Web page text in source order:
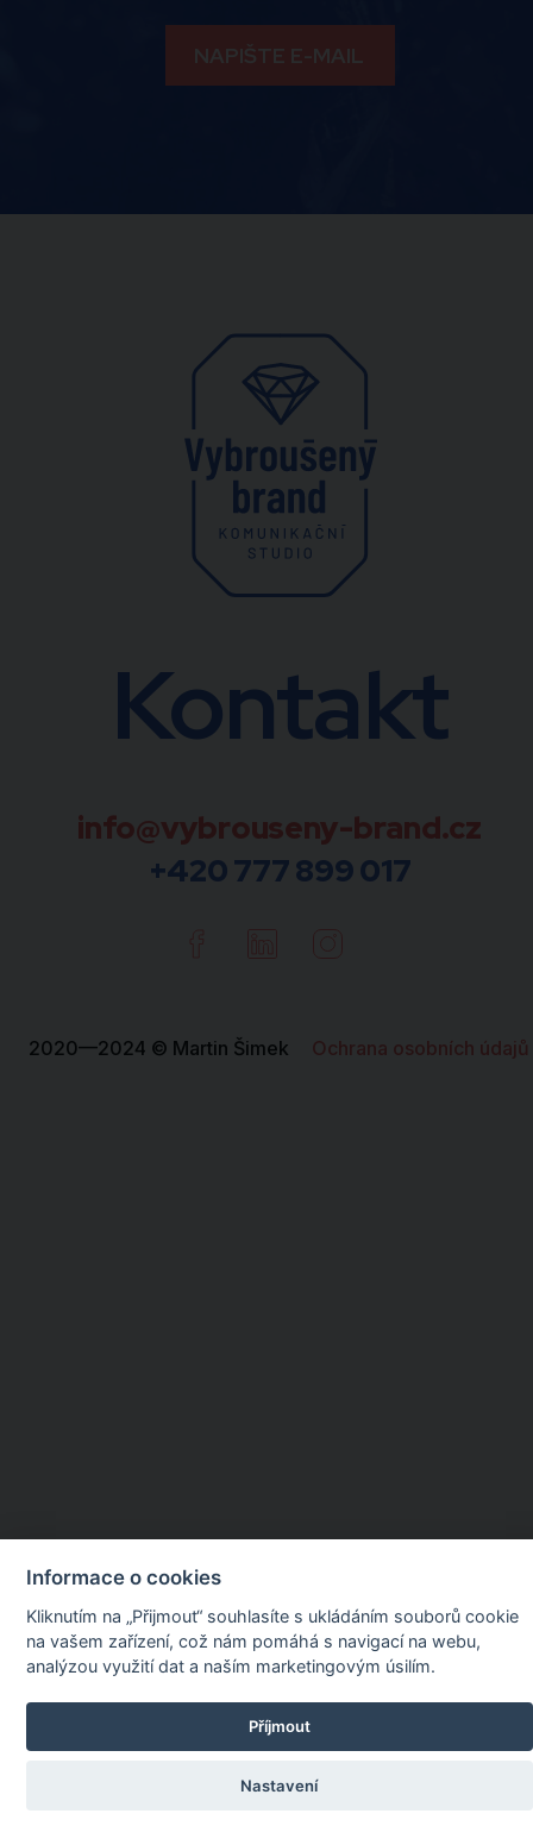
Kontakt
info@vybrouseny-brand.cz
+420 777 899 017
2020—2024 © Martin Šimek Ochrana osobních údajů
Informace o cookies
Kliknutím na „Přijmout“ souhlasíte s ukládáním souborů cookie
na vašem zařízení, což nám pomáhá s navigací na webu,
analýzou využití dat a naším marketingovým úsilím.
Příjmout
Nastavení